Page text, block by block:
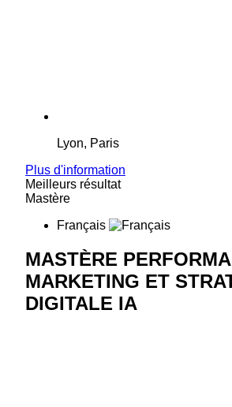
Lyon, Paris
Plus d'information
Meilleurs résultat
Mastère
Français
MASTÈRE
MARKETING ET
DIGITALE IA